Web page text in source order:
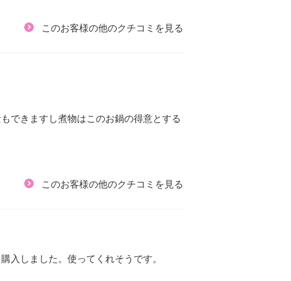
このお客様の他のクチコミを見る
できますし煮物はこのお鍋の得意とする
このお客様の他のクチコミを見る
入しました。使ってくれそうです。